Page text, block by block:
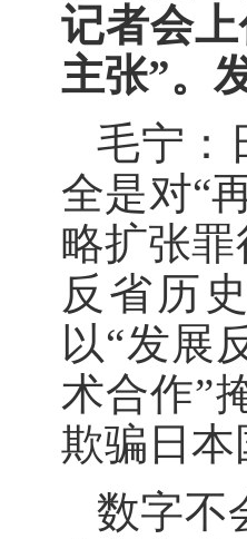
记者会
主张”。
毛宁：
全是对“
略扩张
反省历
以“发展
术合作”
欺骗日
数字不